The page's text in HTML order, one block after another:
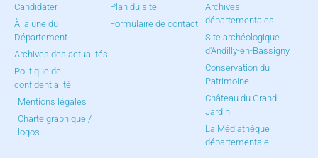
Candidater
À la une du
Département
Archives des actualités
Politique de
confidentialité
Mentions légales
Charte graphique /
logos
Plan du site
Formulaire de contact
Archives
départementales
Site archéologique
d'Andilly-en-Bassigny
Conservation du
Patrimoine
Château du Grand
Jardin
La Médiathèque
départementale